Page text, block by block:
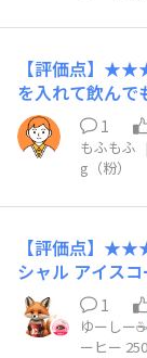
【評価点】
を入れて飲んで
ても美味しかっ
おすすめ】 リ
帯問わずおすすめ！ ※かなり前にいただい
稿になりました
1
もふもふ
g（粉）
【評価点】★★★★★ 【私のホンネ】
シャル アイス
「広がる香り
改めて感動しました。 ドリップで丁寧
ーヒーは、し
1
ゆーしー☕️
ーヒー